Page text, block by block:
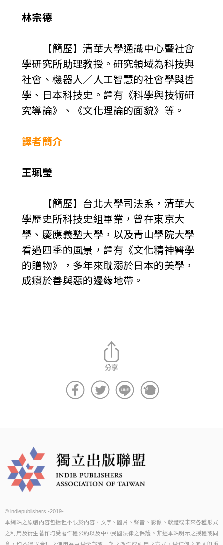
林宗德
【簡歷】清華大學通識中心暨社會
學研究所助理教授。研究領域為科技與
社會、機器人／人工智慧的社會學與哲
學、日本科技史。譯有《科學與技術研
究導論》、《文化理論的面貌》等。
譯者簡介
王珮瑩
【簡歷】台北大學司法系，清華大
學歷史所科技史組畢業，曾在東京大
學、慶應義塾大學，以及青山學院大學
看過四季的風景，譯有《文化精神醫學
的贈物》，多年來耽溺於日本的美學，
成癮於善與惡的邊緣地帶。
© indiepublishers -2019-
本網站之原創內容包括但不限於內容、文字、圖片、聲音、影像、軟體或未來各種形式
之利用及衍生著作均受著作權公約以及中華民國法律之保護。非經本站明示之授權或同